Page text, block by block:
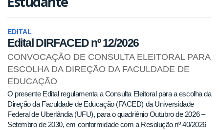
EDITAL
Edital DIRFACED nº 12/2026
CONVOCAÇÃO DE CONSULTA ELEITORAL PARA
ESCOLHA DA DIREÇÃO DA FACULDADE DE
EDUCAÇÃO
O presente Edital regulamenta a Consulta Eleitoral para a escolha da
Direção da Faculdade de Educação (FACED) da Universidade
Federal de Uberlândia (UFU), para o quadriênio Outubro de 2026 –
Setembro de 2030, em conformidade com a Resolução nº 40/2026